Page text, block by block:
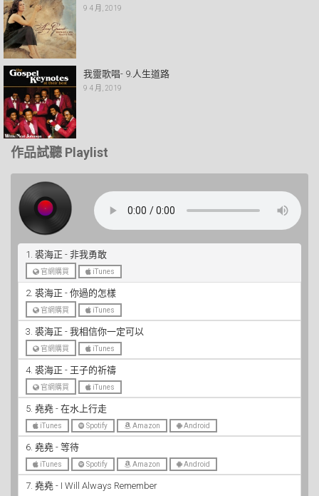
9 4 月, 2019
我靈歌唱- 9.人生道路
9 4 月, 2019
作品試聽 Playlist
1. 裘海正 - 非我勇敢
官網購買 iTunes
2. 裘海正 - 你過的怎樣
官網購買 iTunes
3. 裘海正 - 我相信你一定可以
官網購買 iTunes
4. 裘海正 - 王子的祈禱
官網購買 iTunes
5. 堯堯 - 在水上行走
iTunes Spotify Amazon Android
6. 堯堯 - 等待
iTunes Spotify Amazon Android
7. 堯堯 - I Will Always Remember